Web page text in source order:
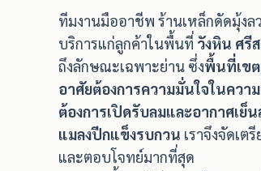
ทีมงานมืออาชีพ ร้านเหล็กดัดมุ้งล
บริการแก่ลูกค้าในพื้นที่ วังหิน ศรี
ถึงลักษณะเฉพาะย่าน ซึ่งพื้นที่เข
อาศัยต้องการความมั่นใจในคว
ต้องการเปิดรับลมและอากาศเย็
แมลงปีกแข็งรบกวน เราจึงจัดเ
และตอบโจทย์มากที่สุด